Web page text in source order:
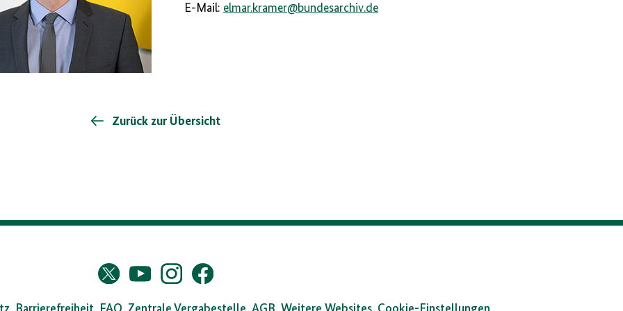
E-Mail: elmar.kramer@bundesarchiv.de
Zurück zur Übersicht
Twitter
X
YouTubeInstagramFacebook